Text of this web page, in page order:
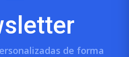
de forma